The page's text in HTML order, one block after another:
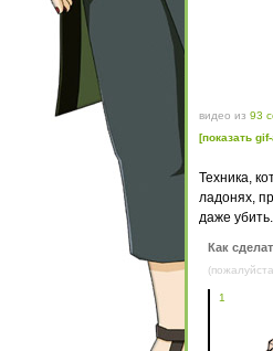
видео из 93
[показать
Техника,
ладонях,
даже убить.
Как
1